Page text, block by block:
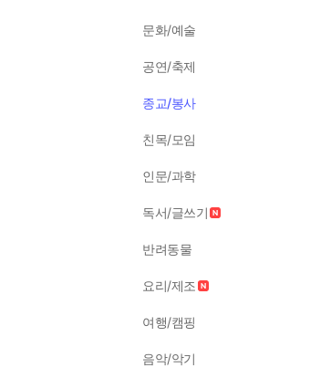
문화/예술
공연/축제
종교/봉사
친목/모임
인문/과학
독서/글쓰기
반려동물
요리/제조
여행/캠핑
음악/악기